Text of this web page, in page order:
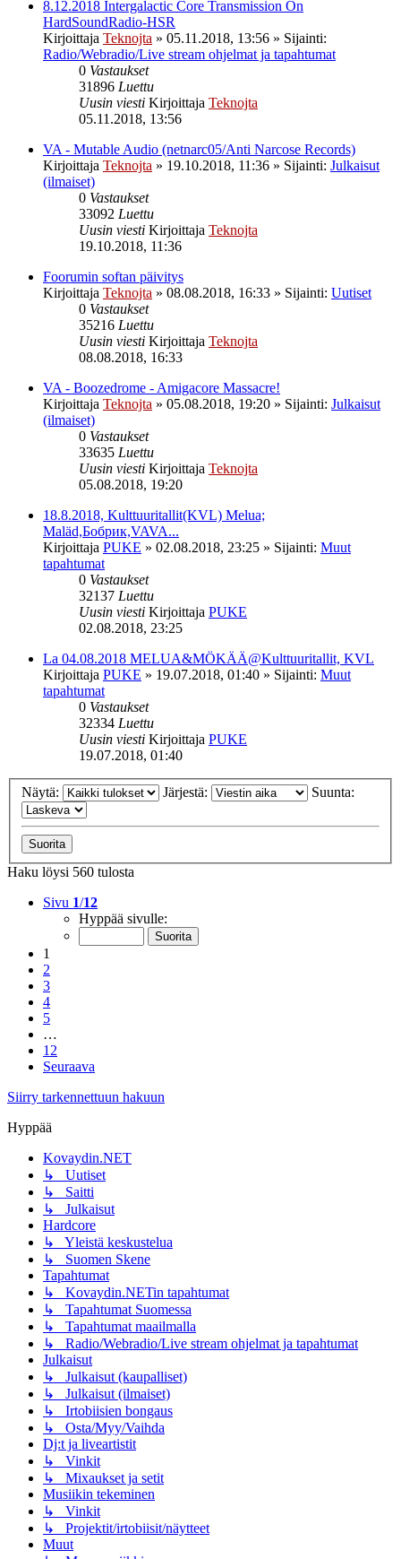
8.12.2018 Intergalactic Core Transmission On
HardSoundRadio-HSR
Kirjoittaja Teknojta » 05.11.2018, 13:56 » Sijainti:
Radio/Webradio/Live stream ohjelmat ja tapahtumat
0 Vastaukset
31896 Luettu
Uusin viesti Kirjoittaja Teknojta
05.11.2018, 13:56
VA - Mutable Audio (netnarc05/Anti Narcose Records)
Kirjoittaja Teknojta » 19.10.2018, 11:36 » Sijainti: Julkaisut
(ilmaiset)
0 Vastaukset
33092 Luettu
Uusin viesti Kirjoittaja Teknojta
19.10.2018, 11:36
Foorumin softan päivitys
Kirjoittaja Teknojta » 08.08.2018, 16:33 » Sijainti: Uutiset
0 Vastaukset
35216 Luettu
Uusin viesti Kirjoittaja Teknojta
08.08.2018, 16:33
VA - Boozedrome - Amigacore Massacre!
Kirjoittaja Teknojta » 05.08.2018, 19:20 » Sijainti: Julkaisut
(ilmaiset)
0 Vastaukset
33635 Luettu
Uusin viesti Kirjoittaja Teknojta
05.08.2018, 19:20
18.8.2018, Kulttuuritallit(KVL) Melua;
Maläd,Бобрик,VAVA...
Kirjoittaja PUKE » 02.08.2018, 23:25 » Sijainti: Muut
tapahtumat
0 Vastaukset
32137 Luettu
Uusin viesti Kirjoittaja PUKE
02.08.2018, 23:25
La 04.08.2018 MELUA&MÖKÄÄ@Kulttuuritallit, KVL
Kirjoittaja PUKE » 19.07.2018, 01:40 » Sijainti: Muut
tapahtumat
0 Vastaukset
32334 Luettu
Uusin viesti Kirjoittaja PUKE
19.07.2018, 01:40
Näytä: Järjestä: Suunta:
Haku löysi 560 tulosta
Sivu 1/12
Hyppää sivulle:
1
2
3
4
5
…
12
Seuraava
Siirry tarkennettuun hakuun
Hyppää
Kovaydin.NET
↳ Uutiset
↳ Saitti
↳ Julkaisut
Hardcore
↳ Yleistä keskustelua
↳ Suomen Skene
Tapahtumat
↳ Kovaydin.NETin tapahtumat
↳ Tapahtumat Suomessa
↳ Tapahtumat maailmalla
↳ Radio/Webradio/Live stream ohjelmat ja tapahtumat
Julkaisut
↳ Julkaisut (kaupalliset)
↳ Julkaisut (ilmaiset)
↳ Irtobiisien bongaus
↳ Osta/Myy/Vaihda
Dj:t ja liveartistit
↳ Vinkit
↳ Mixaukset ja setit
Musiikin tekeminen
↳ Vinkit
↳ Projektit/irtobiisit/näytteet
Muut